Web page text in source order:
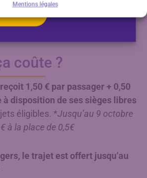
Mentions légales
de départ et d’arrivée ainsi que
l’application, pour vérifier que
coûte ?
1,50 € par passager + 0,50
à disposition de ses sièges libres
éligibles. *Jusqu’au 9 octobre
à la place de 0,5€
le trajet est offert jusqu’au